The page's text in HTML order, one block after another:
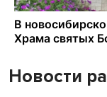
Новости